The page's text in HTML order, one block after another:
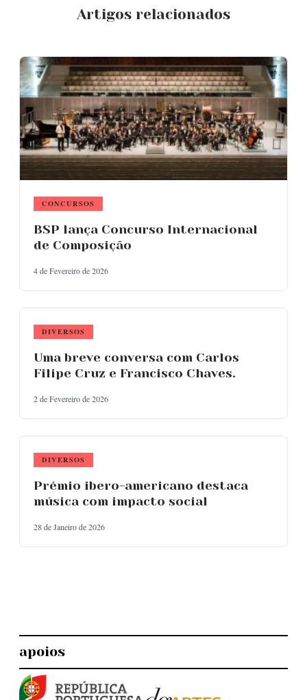
Artigos relacionados
CONCURSOS
BSP lança Concurso Internacional
de Composição
4 de Fevereiro de 2026
DIVERSOS
Uma breve conversa com Carlos
Filipe Cruz e Francisco Chaves.
2 de Fevereiro de 2026
DIVERSOS
Prémio ibero-americano destaca
música com impacto social
28 de Janeiro de 2026
apoios